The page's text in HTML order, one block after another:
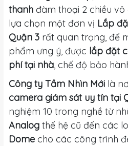
thanh đàm thoại 2 chiều vô
lựa chọn một đơn vị Lắp
Quận 3 rất quan trọng, để
phẩm ưng ý, được lắp đặt
phí tại nhà , chế độ bảo
Công ty Tầm Nhìn Mới là
camera giám sát uy tín tại
nghiệm 10 trong nghề từ
Analog thế hệ cũ đến các
Dome cho các công trình